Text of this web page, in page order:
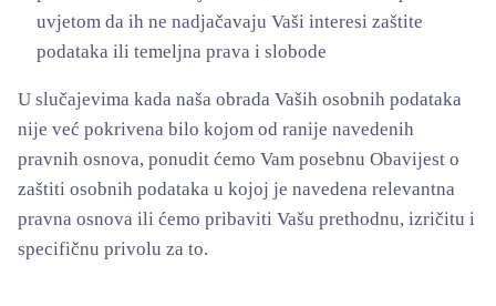
uvjetom da ih ne nadjačavaju Vaši interesi zaštite
podataka ili temeljna prava i slobode
U slučajevima kada naša obrada Vaših osobnih podataka
nije već pokrivena bilo kojom od ranije navedenih
pravnih osnova, ponudit ćemo Vam posebnu Obavijest o
zaštiti osobnih podataka u kojoj je navedena relevantna
pravna osnova ili ćemo pribaviti Vašu prethodnu, izričitu i
specifičnu privolu za to.